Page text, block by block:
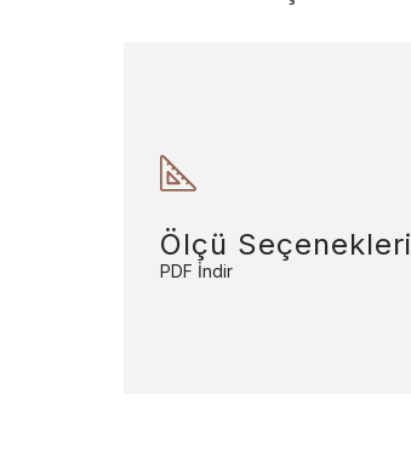
Ölçü Seçenekleri
PDF İndir